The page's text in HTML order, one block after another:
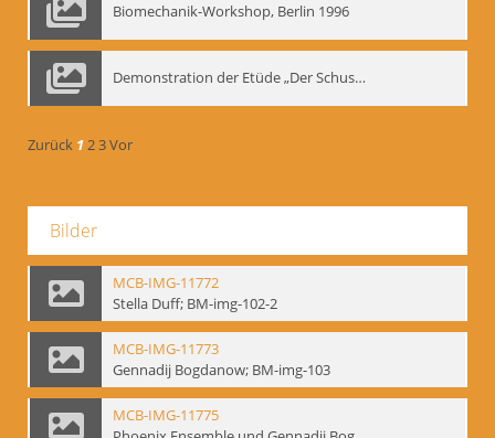
Biomechanik-Workshop, Berlin 1996
Demonstration der Etüde „Der Schuss mit dem Bogen“ durch Gennadij Nikolajewitsch Bogdanow, Berlin 1991
Zurück 123Vor
Bilder
MCB-IMG-11772
Stella Duff; BM-img-102-2
MCB-IMG-11773
Gennadij Bogdanow; BM-img-103
MCB-IMG-11775